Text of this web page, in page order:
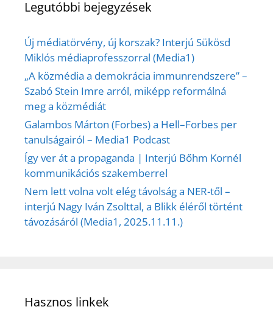
Legutóbbi bejegyzések
Új médiatörvény, új korszak? Interjú Sükösd
Miklós médiaprofesszorral (Media1)
„A közmédia a demokrácia immunrendszere” –
Szabó Stein Imre arról, miképp reformálná
meg a közmédiát
Galambos Márton (Forbes) a Hell–Forbes per
tanulságairól – Media1 Podcast
Így ver át a propaganda | Interjú Bőhm Kornél
kommunikációs szakemberrel
Nem lett volna volt elég távolság a NER-től –
interjú Nagy Iván Zsolttal, a Blikk éléről történt
távozásáról (Media1, 2025.11.11.)
Hasznos linkek